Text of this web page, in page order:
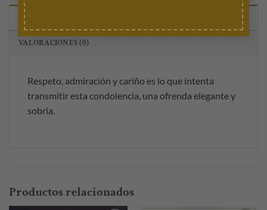
DESCRIPCIÓN
VALORACIONES (0)
Respeto, admiración y cariño es lo que intenta
transmitir esta condolencia, una ofrenda elegante y
sobria.
Productos relacionados